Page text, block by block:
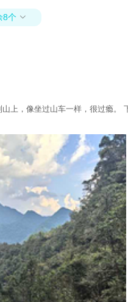
8个 
上，像坐过山车一样，很过瘾